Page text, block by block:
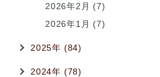
2026年2月 (7)
2026年1月 (7)
2025年 (84)
2024年 (78)